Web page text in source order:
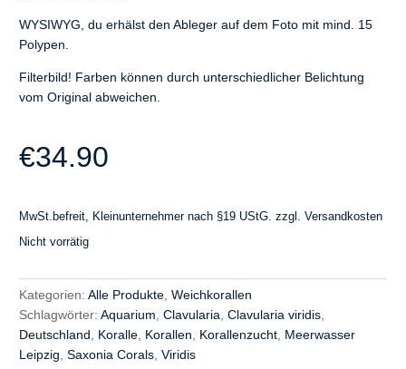
WYSIWYG, du erhälst den Ableger auf dem Foto mit mind. 15
Polypen.
Filterbild! Farben können durch unterschiedlicher Belichtung
vom Original abweichen.
€34.90
MwSt.befreit, Kleinunternehmer nach §19 UStG. zzgl. Versandkosten
Nicht vorrätig
Kategorien: Alle Produkte Weichkorallen
Schlagwörter: Aquarium Clavularia Clavularia viridis
Deutschland
Koralle Korallen Korallenzucht Meerwasser
Leipzig Saxonia Corals Viridis